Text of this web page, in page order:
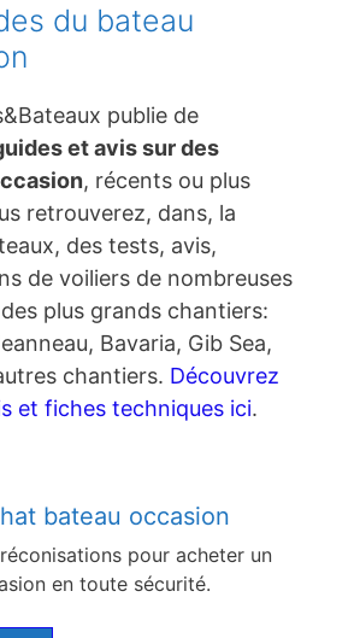
du bateau
publie de
et avis sur des
, récents ou plus
retrouverez, dans, la
des tests, avis,
de voiliers de nombreuses
plus grands chantiers:
Bavaria, Gib Sea,
chantiers. Découvrez
et fiches techniques ici.
bateau occasion
pour acheter un
en toute sécurité.